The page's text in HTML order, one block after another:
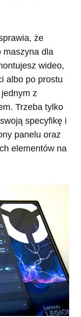
że
maszyna dla
wideo,
albo po prostu
z
Trzeba tylko
specyfikę i
panelu oraz
elementów na